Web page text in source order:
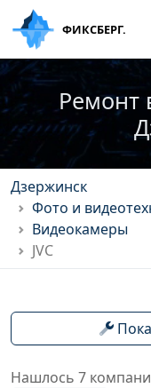
ФИКСБЕРГ.
Ремонт
Дзержинск
Фото и
Видеокамеры
JVC
Нашлось 7